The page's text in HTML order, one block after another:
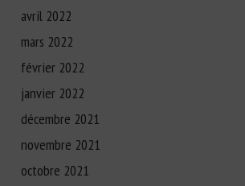
avril 2022
mars 2022
février 2022
janvier 2022
décembre 2021
novembre 2021
octobre 2021